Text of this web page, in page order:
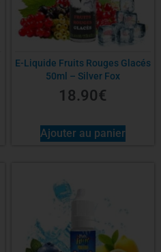
E-Liquide Fruits Rouges Glacés
50ml – Silver Fox
18.90€
Ajouter au panier